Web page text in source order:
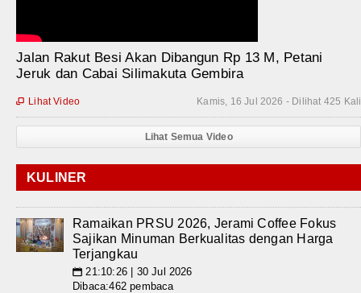
Jalan Rakut Besi Akan Dibangun Rp 13 M, Petani
Jeruk dan Cabai Silimakuta Gembira
Kamis, 16 Jul 2026 - Dilihat 425 Kali
 Lihat Video
Lihat Semua Video
KULINER
Ramaikan PRSU 2026, Jerami Coffee Fokus
Sajikan Minuman Berkualitas dengan Harga
Terjangkau
📅 21:10:26 | 30 Jul 2026
Dibaca:462 pembaca